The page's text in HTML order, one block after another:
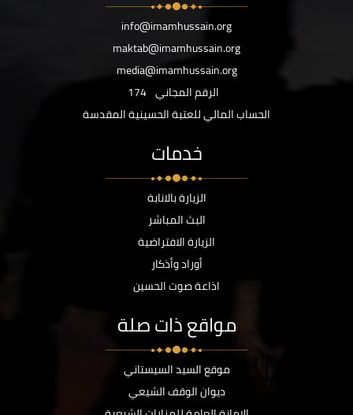
info@imamhussain.org
maktab@imamhussain.org
media@imamhussain.org
الرقم المجاني 174
الحساب المالي للعتبة الحسينية المقدسة
خدمات
الزيارة بالانابة
البث المباشر
الزيارة الافتراضية
أوراد وأذكار
اذاعة صوت الحسين
مواقع ذات صلة
موقع السيد السيستاني
ديوان الوقف الشيعي